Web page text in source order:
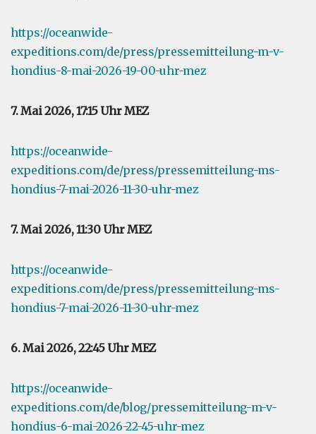
https://oceanwide-
expeditions.com/de/press/pressemitteilung-m-v-
hondius-8-mai-2026-19-00-uhr-mez
7. Mai 2026, 17:15 Uhr MEZ
https://oceanwide-
expeditions.com/de/press/pressemitteilung-ms-
hondius-7-mai-2026-11-30-uhr-mez
7. Mai 2026, 11:30 Uhr MEZ
https://oceanwide-
expeditions.com/de/press/pressemitteilung-ms-
hondius-7-mai-2026-11-30-uhr-mez
6. Mai 2026, 22:45 Uhr MEZ
https://oceanwide-
expeditions.com/de/blog/pressemitteilung-m-v-
hondius-6-mai-2026-22-45-uhr-mez